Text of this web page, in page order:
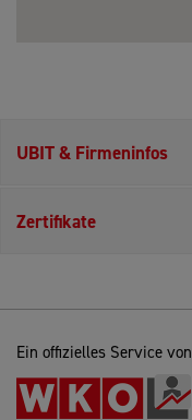
UBIT & Firmeninfos
Zertifikate
Ein offizielles Service von